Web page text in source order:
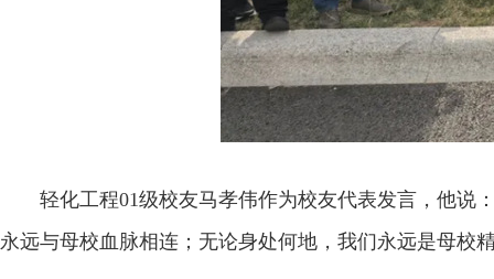
轻化工程01级校友马孝伟作为校友代表发言，他
永远与母校血脉相连；无论身处何地，我们永远是母校